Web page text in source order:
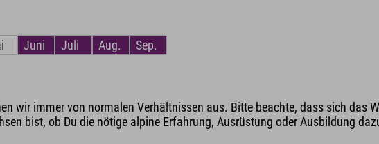
Juni Juli Aug.
Sep.
wir immer von normalen Verhältnissen aus. Bitte beachte, dass sich das
bist, ob Du die nötige alpine Erfahrung, Ausrüstung oder Ausbildung